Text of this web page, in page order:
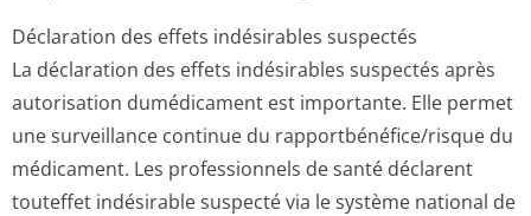
Déclaration des effets indésirables suspectés
La déclaration des effets indésirables suspectés après
autorisation dumédicament est importante. Elle permet
une surveillance continue du rapportbénéfi­ce/risque du
médicament. Les professionnels de santé déclarent
touteffet indésirable suspecté via le système national de